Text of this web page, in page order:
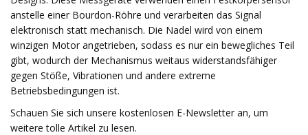
anstelle einer Bourdon-Röhre und verarbeiten das Signal
elektronisch statt mechanisch. Die Nadel wird von einem
winzigen Motor angetrieben, sodass es nur ein bewegliches Teil
gibt, wodurch der Mechanismus weitaus widerstandsfähiger
gegen Stöße, Vibrationen und andere extreme
Betriebsbedingungen ist.
Schauen Sie sich unsere kostenlosen E-Newsletter an, um
weitere tolle Artikel zu lesen.